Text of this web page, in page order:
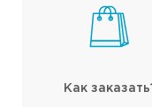
Как